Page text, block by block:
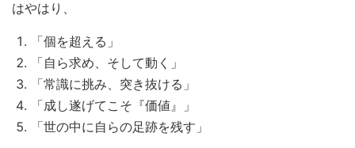
はやはり、
「個を超える」
「自ら求め、そして動く」
「常識に挑み、突き抜ける」
「成し遂げてこそ『価値』」
「世の中に自らの足跡を残す」